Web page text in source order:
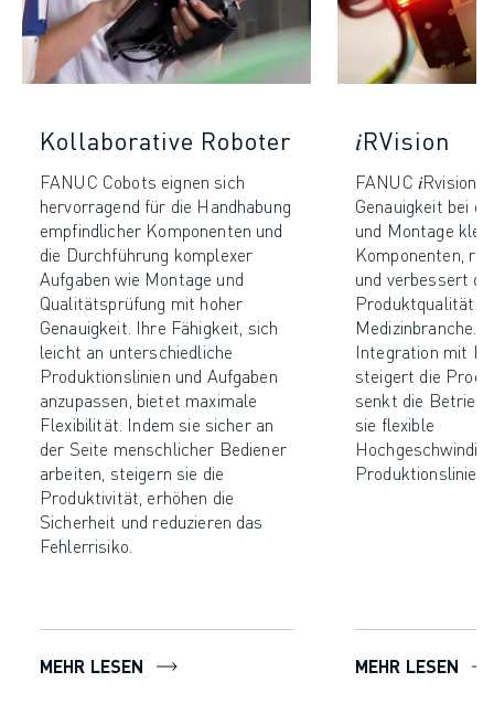
Kollaborative Roboter
FANUC Cobots eignen sich
hervorragend für die Handhabung
empfindlicher Komponenten und
die Durchführung komplexer
Aufgaben wie Montage und
Qualitätsprüfung mit hoher
Genauigkeit. Ihre Fähigkeit, sich
leicht an unterschiedliche
Produktionslinien und Aufgaben
anzupassen, bietet maximale
Flexibilität. Indem sie sicher an
der Seite menschlicher Bediener
arbeiten, steigern sie die
Produktivität, erhöhen die
Sicherheit und reduzieren das
Fehlerrisiko.
MEHR LESEN
𝑖RVision
FANUC 𝑖Rvision
Genauigkeit bei
und Montage
Komponenten,
und verbessert die
Produktqualität
Medizinbranche.
Integration mit
steigert die
senkt die
sie flexible
Produktionslinien
MEHR LESEN